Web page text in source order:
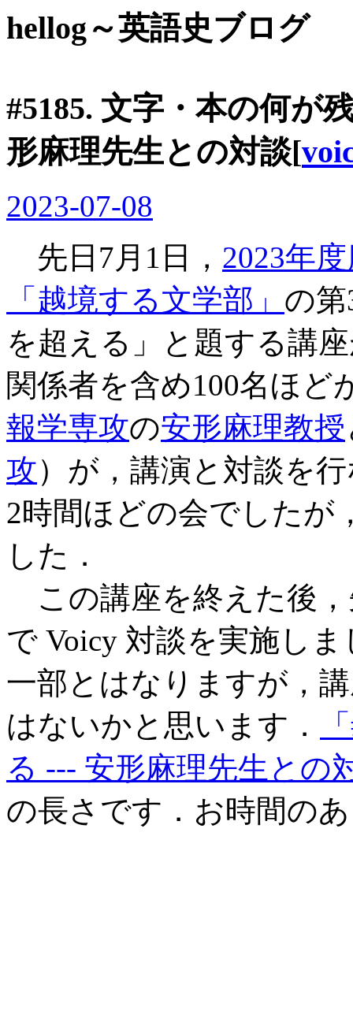
hellog～英語史ブログ
#5185. 文字・本の何が
形麻理先生との対談[
2023-07-08
先日7月1日， 2023年
「越境する文学部」 の
を超える」と題する講
関係者を含め100名ほど
報学専攻の安形麻理教授
攻）が，講演と対談を
2時間ほどの会でしたが
した．
この講座を終えた後
で Voicy 対談を実施し
一部とはなりますが，
はないかと思います．
る --- 安形麻理先生との
の長さです．お時間の